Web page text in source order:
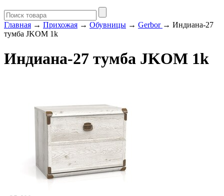
Главная → Прихожая → Обувницы → Gerbor → Индиана-27
тумба JKOM 1k
Индиана-27 тумба JKOM 1k